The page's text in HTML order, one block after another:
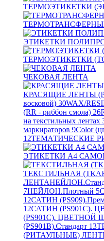
ТЕРМОЭТИКЕТКИ
ЭТИКЕТКИ
ТЕРМОЭТИКЕТКИ
ЧЕКОВАЯ ЛЕНТА
КРАСЯЩИЕ ЛЕНТЫ
восковой) 30WAX/
(RR - риббон смола) 26
на текстильных лентах
маркираторов 9Color
12ТЕМАТИЧЕСКИЕ
ЭТИКЕТКИ А4
ТЕКСТИЛЬНАЯ
ЛЕНТА
7НЕЙЛОН.Плотный 5
12САТИН
12САТИН (PS901C).
(PS901C). ЦВЕТНОЙ
(PS901B).Стандарт 13
(РИТАУЛЬНЫЕ)